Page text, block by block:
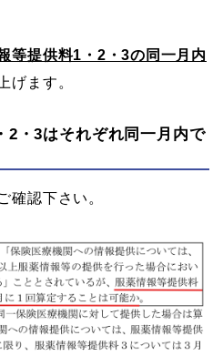
等提供料1・2・3の同一月内
げます。
2・3はそれぞれ同一月内で
確認下さい。